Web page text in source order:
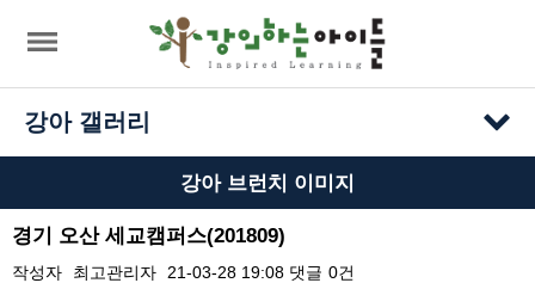
강아 갤러리
강아 브런치 이미지
경기 오산 세교캠퍼스(201809)
작성자 최고관리자 21-03-28 19:08 댓글 0건